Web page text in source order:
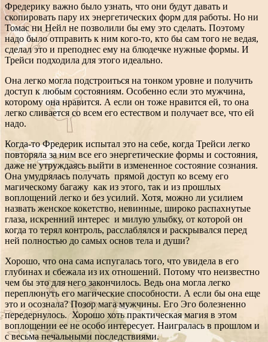
Фредерику важно было узнать, что они будут давать и
скопировать пару их энергетических форм для работы. Но ни
Томас ни Нейл не позволили бы ему это сделать. Поэтому
надо было отправить к ним кого-то, кто бы сам того не ведая,
сделал это и преподнес ему на блюдечке нужные формы. И
Трейси подходила для этого идеально.
Она легко могла подстроиться на тонком уровне и получить
доступ к любым состояниям. Особенно если это мужчина,
которому она нравится. А если он тоже нравится ей, то она
легко сливается со всем его естеством и получает все, что ей
надо.
Когда-то Фредерик испытал это на себе, когда Трейси легко
повторяла за ним все его энергетические формы и состояния,
даже не утруждаясь выйти в измененное состояние сознания.
Она умудрялась получать прямой доступ ко всему его
магическому багажу как из этого, так и из прошлых
воплощений легко и без усилий. Хотя, можно ли усилием
назвать женское кокетство, невинные, широко распахнутые
глаза, искренний интерес и милую улыбку, от которой он
когда то терял контроль, расслаблялся и раскрывался перед
ней полностью до самых основ тела и души?
Хорошо, что она сама испугалась того, что увидела в его
глубинах и сбежала из их отношений. Потому что неизвестно
чем бы это для него закончилось. Ведь она могла легко
переплюнуть его магические способности. А если бы она еще
это и осознала? Позор мага мужчины. Его Эго болезненно
передернулось. Хорошо хоть практическая магия в этом
воплощении ее не особо интересует. Наигралась в прошлом и
с весьма печальными последствиями.